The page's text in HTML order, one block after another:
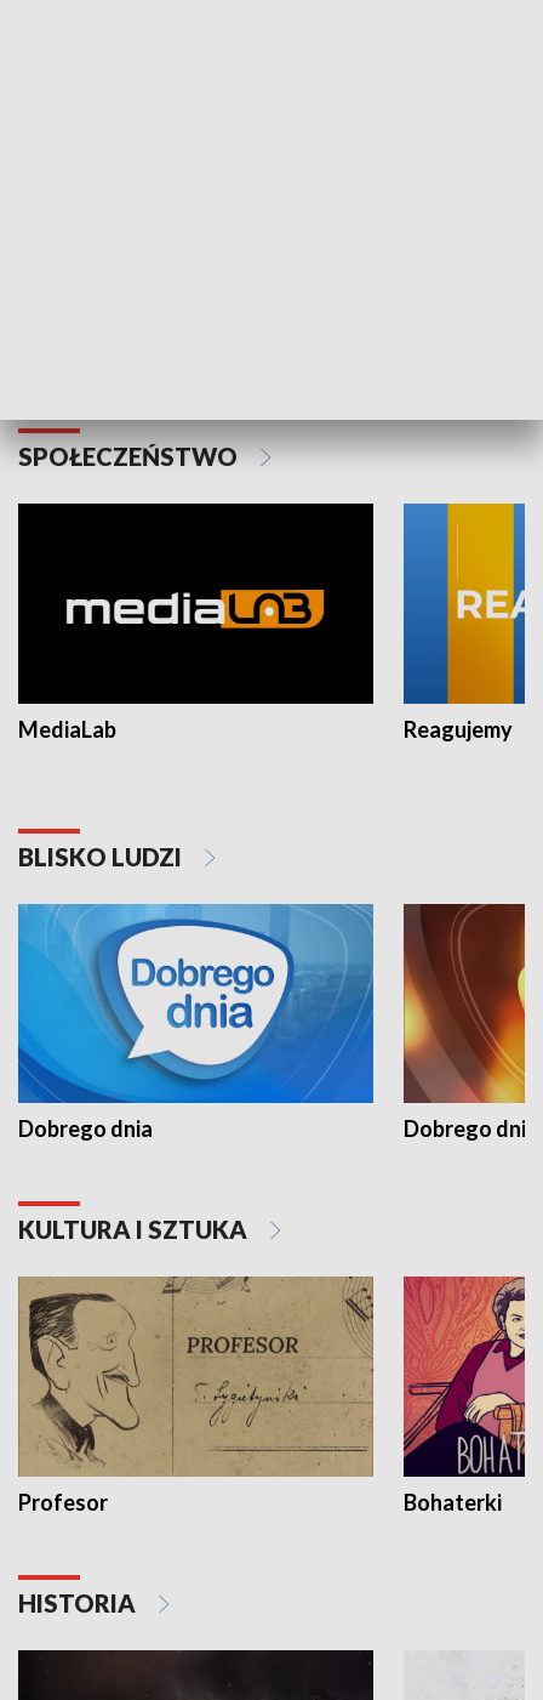
SPOŁECZEŃSTWO
MediaLab Reagujemy
BLISKO LUDZI
Dobrego dnia Dobrego dnia
KULTURA I SZTUKA
Profesor Bohaterki
HISTORIA